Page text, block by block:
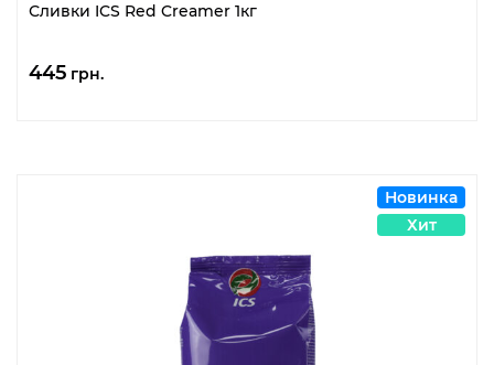
Сливки ICS Red Creamer 1кг
445 грн.
Новинка
Хит